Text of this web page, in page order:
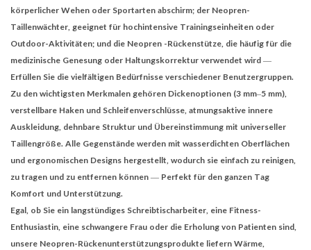
körperlicher Wehen oder Sportarten abschirm; der Neopren-
Taillenwächter, geeignet für hochintensive Trainingseinheiten oder
Outdoor-Aktivitäten; und die Neopren -Rückenstütze, die häufig für die
medizinische Genesung oder Haltungskorrektur verwendet wird —
Erfüllen Sie die vielfältigen Bedürfnisse verschiedener Benutzergruppen.
Zu den wichtigsten Merkmalen gehören Dickenoptionen (3 mm–5 mm),
verstellbare Haken und Schleifenverschlüsse, atmungsaktive innere
Auskleidung, dehnbare Struktur und Übereinstimmung mit universeller
Taillengröße. Alle Gegenstände werden mit wasserdichten Oberflächen
und ergonomischen Designs hergestellt, wodurch sie einfach zu reinigen,
zu tragen und zu entfernen können — Perfekt für den ganzen Tag
Komfort und Unterstützung.
Egal, ob Sie ein langstündiges Schreibtischarbeiter, eine Fitness-
Enthusiastin, eine schwangere Frau oder die Erholung von Patienten sind,
unsere Neopren-Rückenunterstützungsprodukte liefern Wärme,